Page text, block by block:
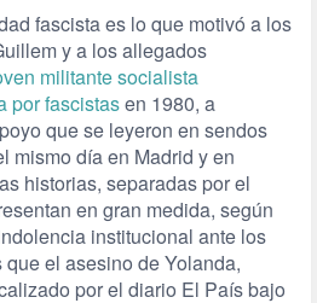
fascista es lo que motivó a los
y a los allegados
militante socialista
por fascistasen 1980, a
que se leyeron en sendos
mismo día en Madrid y en
historias, separadas por el
en gran medida, según
institucional ante los
que el asesino de Yolanda,
por el diario El País bajo